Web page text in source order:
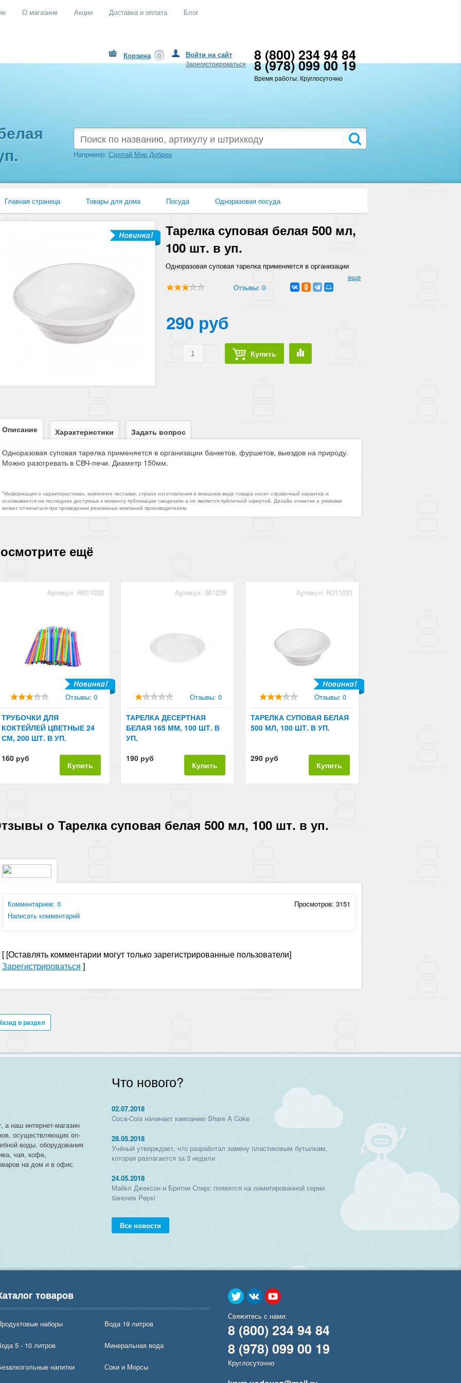
О магазине Акции Доставка и оплата Блог
8 (800) 234 94 84
8 (978) 099 00 19
Время работы: Круглосуточно
Войти на сайт
Зарегистрироваться
Корзина 0
Например: Сделай Мир Добрее
Главная страница Товары для дома Посуда Одноразовая посуда
Тарелка суповая белая 500 мл,
100 шт. в уп.
Одноразовая суповая тарелка применяется в организации
еще
Отзывы: 0
290 руб
Купить
Описание Характеристики
Задать вопрос
Одноразовая суповая тарелка применяется в организации банкетов, фуршетов, выездов на природу.
Можно разогревать в СВЧ-печи. Диаметр 150мм.
*Информация о характеристиках, комплекте поставки, стране изготовления и внешнем виде товара носит справочный характер и
основывается на последних доступных к моменту публикации сведениях и не является публичной офертой. Дизайн этикетки и упаковки
может отличаться при проведении рекламных компаний производителем.
ещё
Артикул: R011032
Отзывы: 0
ТРУБОЧКИ ДЛЯ
КОКТЕЙЛЕЙ ЦВЕТНЫЕ 24
СМ, 200 ШТ. В УП.
160 руб
Купить
Артикул: 001239
Отзывы: 0
ТАРЕЛКА ДЕСЕРТНАЯ
БЕЛАЯ 165 ММ, 100 ШТ. В
УП.
190 руб
Купить
Артикул: R011031
Отзывы: 0
ТАРЕЛКА СУПОВАЯ БЕЛАЯ
500 МЛ, 100 ШТ. В УП.
290 руб
Купить
о Тарелка суповая белая 500 мл, 100 шт. в уп.
Комментариев: 0
Просмотров: 3151
Написать комментарий
[ [Оставлять комментарии могут только зарегистрированные пользователи]
Зарегистрироваться ]
в раздел
наш интернет-магазин
осуществляющих on-
воды, оборудования
чая, кофе,
на дом и в офис.
Что нового?
02.07.2018
Coca-Cola начинает кампанию Share A Coke
28.05.2018
Учёный утверждает, что разработал замену пластиковым бутылкам,
которая разлагается за 3 недели
24.05.2018
Майкл Джексон и Бритни Спирс появятся на лимитированной серии
баночек Pepsi
Все новости
товаров
наборы Вода 19 литров
5 - 10 литров Минеральная вода
напитки Соки и Морсы
Свяжитесь с нами:
8 (800) 234 94 84
8 (978) 099 00 19
Круглосуточно